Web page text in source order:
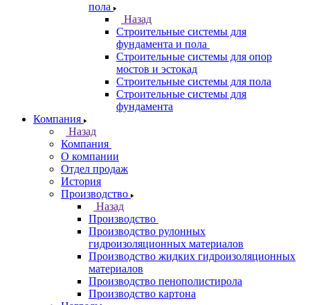
пола
Назад
Строительные системы для
фундамента и пола
Строительные системы для опор
мостов и эстокад
Строительные системы для пола
Строительные системы для
фундамента
Компания
Назад
Компания
О компании
Отдел продаж
История
Производство
Назад
Производство
Производство рулонных
гидроизоляционных материалов
Производство жидких гидроизоляционных
материалов
Производство пенополистирола
Производство картона